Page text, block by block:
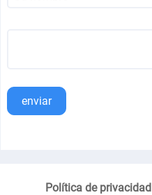
enviar
Política de privacidad